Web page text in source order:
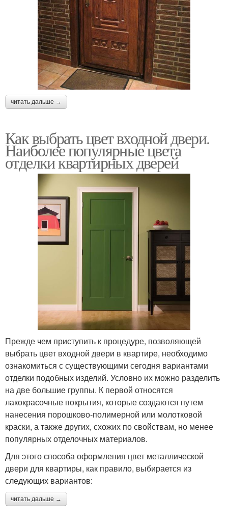
читать дальше →
Как выбрать цвет входной двери.
Наиболее популярные цвета
отделки квартирных дверей
Прежде чем приступить к процедуре, позволяющей
выбрать цвет входной двери в квартире, необходимо
ознакомиться с существующими сегодня вариантами
отделки подобных изделий. Условно их можно разделить
на две большие группы. К первой относятся
лакокрасочные покрытия, которые создаются путем
нанесения порошково-полимерной или молотковой
краски, а также других, схожих по свойствам, но менее
популярных отделочных материалов.
Для этого способа оформления цвет металлической
двери для квартиры, как правило, выбирается из
следующих вариантов:
читать дальше →